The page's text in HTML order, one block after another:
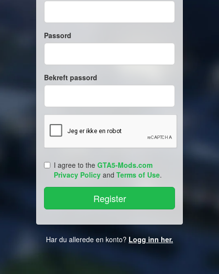
Passord
Bekreft passord
I agree to the GTA5-Mods.com
Privacy Policy and Terms of Use.
Har du allerede en konto? Logg inn her.